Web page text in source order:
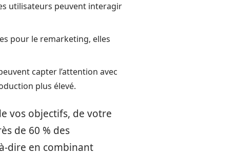
utilisateurs peuvent interagir
pour le remarketing, elles
capter l’attention avec
plus élevé.
vos objectifs, de votre
de 60 % des
dire en combinant